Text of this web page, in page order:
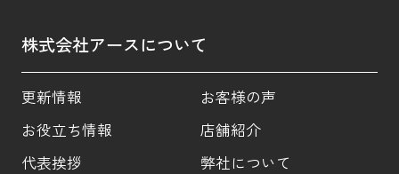
株式会社アースについて
更新情報
お客様の声
お役立ち情報
店舗紹介
代表挨拶
弊社について